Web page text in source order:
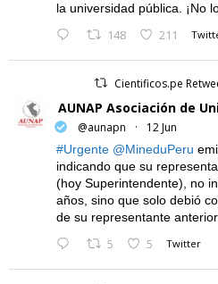
la universidad pública. ¡No
148 211
Cientificos.pe
AUNAP Asociación de
@aunapn · 12 Jun
#Urgente @MineduPeru
indicando que su
(hoy Superintendente), no
años, sino que solo debió
de su representante anterior
5 5 Twitter